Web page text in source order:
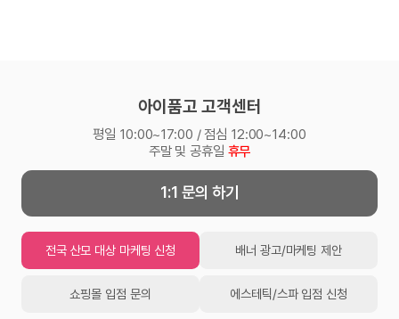
아이품고 고객센터
평일 10:00~17:00 / 점심 12:00~14:00
주말 및 공휴일 휴무
1:1 문의 하기
전국 산모 대상 마케팅 신청 배너 광고/마케팅 제안
쇼핑몰 입점 문의 에스테틱/스파 입점 신청